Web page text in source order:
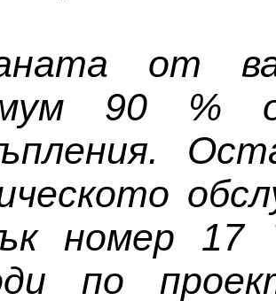
от
90 %
номер 17
по